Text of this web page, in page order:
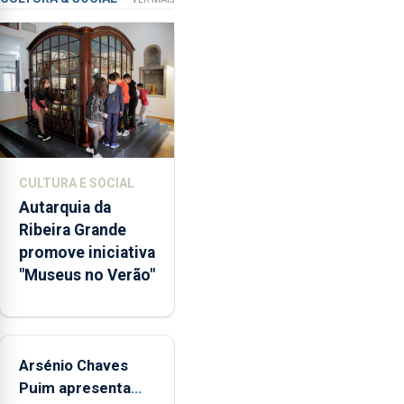
garante
a
abertura
dos
museus
e
núcleos
integrados
na
Rede
Municipal
de
aos
durante
o
CULTURA E SOCIAL
Autarquia da
Ribeira Grande
promove iniciativa
"Museus no Verão"
Arsénio Chaves
Puim apresenta